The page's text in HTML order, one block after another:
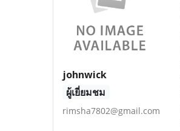
johnwick
ผู้เยี่ยมชม
rimsha7802@gmail.com